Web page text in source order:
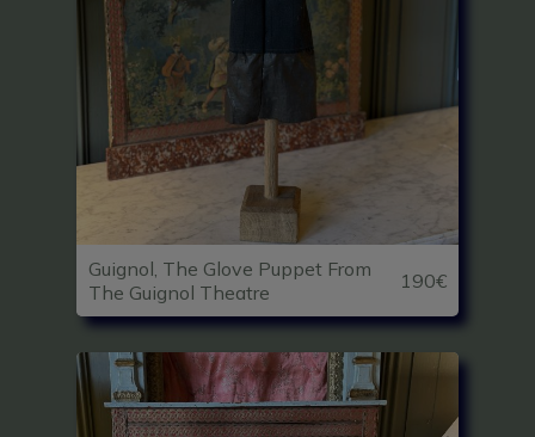
Guignol, The Glove Puppet From
The Guignol Theatre
190€